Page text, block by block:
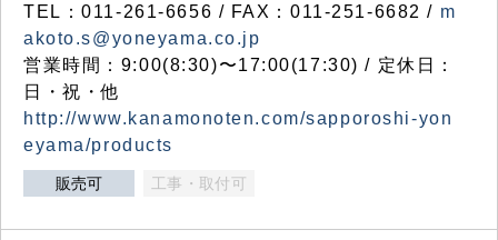
TEL：011-261-6656 / FAX：011-251-6682 / m
akoto.s@yoneyama.co.jp
営業時間：9:00(8:30)〜17:00(17:30) / 定休日：
日・祝・他
http://www.kanamonoten.com/sapporoshi-yon
eyama/products
販売可 工事・取付可